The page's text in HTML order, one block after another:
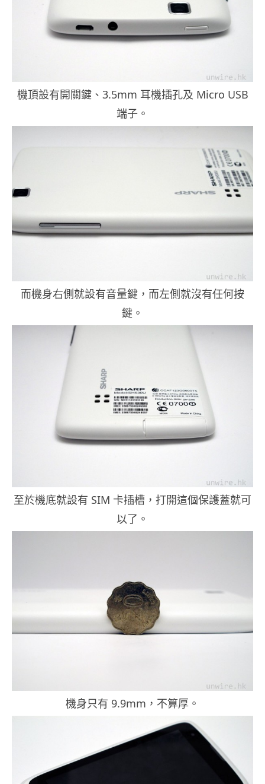
機頂設有開關鍵、3.5mm 耳機插孔及 Micro USB
端子。
而機身右側就設有音量鍵，而左側就沒有任何按
鍵。
至於機底就設有 SIM 卡插槽，打開這個保護蓋就可
以了。
機身只有 9.9mm，不算厚。